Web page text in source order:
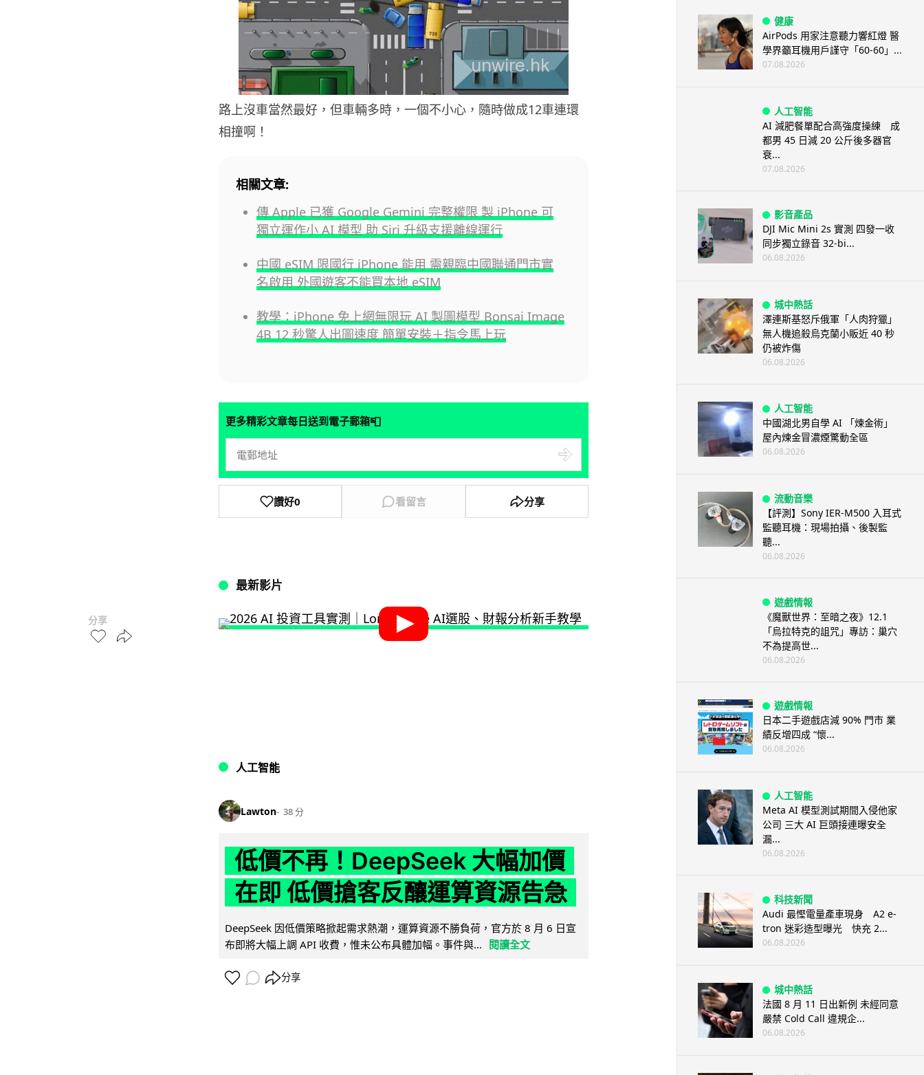
分享
路上沒車當然最好，但車輛多時，一個不小心，隨時做成12車連環
相撞啊！
相關文章:
傳 Apple 已獲 Google Gemini 完整權限 製 iPhone 可
獨立運作小 AI 模型 助 Siri 升級支援離線運行
中國 eSIM 限國行 iPhone 能用 需親臨中國聯通門市實
名啟用 外國遊客不能買本地 eSIM
教學：iPhone 免上網無限玩 AI 製圖模型 Bonsai Image
4B 12 秒驚人出圖速度 簡單安裝＋指令馬上玩
更多精彩文章每日送到電子郵箱📮
讚好0 看留言 分享
最新影片
人工智能
Lawton 38 分
低價不再！DeepSeek 大幅加價
在即 低價搶客反釀運算資源告急
DeepSeek 因低價策略掀起需求熱潮，運算資源不勝負荷，官方於 8 月 6 日宣
布即將大幅上調 API 收費，惟未公布具體加幅。事件與...
閱讀全文
分享
健康
AirPods 用家注意聽力響紅燈 醫
學界籲耳機用戶謹守「60-60」...
07.08.2026
人工智能
AI 減肥餐單配合高強度操練 成
都男 45 日減 20 公斤後多器官
衰...
07.08.2026
影音產品
DJI Mic Mini 2s 實測 四發一收
同步獨立錄音 32-bi...
06.08.2026
城中熱話
澤連斯基怒斥俄軍「人肉狩獵」
無人機追殺烏克蘭小販近 40 秒
仍被炸傷
06.08.2026
人工智能
中國湖北男自學 AI 「煉金術」
屋內煉金冒濃煙驚動全區
06.08.2026
流動音樂
【評測】Sony IER-M500 入耳式
監聽耳機：現場拍攝、後製監
聽...
06.08.2026
遊戲情報
《魔獸世界：至暗之夜》12.1
「烏拉特克的詛咒」專訪：巢穴
不為提高世...
06.08.2026
遊戲情報
日本二手遊戲店減 90% 門市 業
績反增四成 “懷...
06.08.2026
人工智能
Meta AI 模型測試期間入侵他家
公司 三大 AI 巨頭接連曝安全
漏...
06.08.2026
科技新聞
Audi 最慳電量產車現身 A2 e-
tron 迷彩造型曝光 快充 2...
06.08.2026
城中熱話
法國 8 月 11 日出新例 未經同意
嚴禁 Cold Call 違規企...
06.08.2026